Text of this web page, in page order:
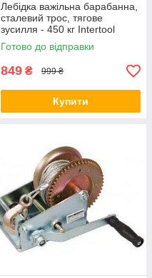
Лебідка важільна барабанна,
сталевий трос, тягове
зусилля - 450 кг Intertool
GT1454
Готово до відправки
849 ₴ 999 ₴
Купити